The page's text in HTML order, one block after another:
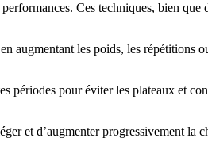
Ces techniques, bien que
augmentant les poids, les répétitions
périodes pour éviter les plateaux et
et d’augmenter progressivement la